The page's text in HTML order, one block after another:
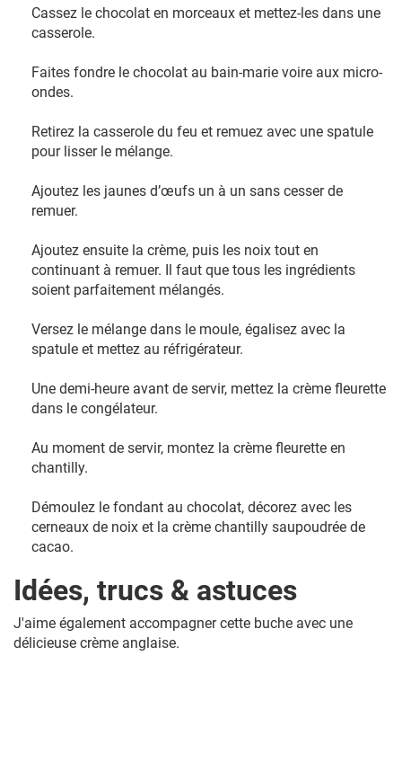
Cassez le chocolat en morceaux et mettez-les dans une
casserole.
Faites fondre le chocolat au bain-marie voire aux micro-
ondes.
Retirez la casserole du feu et remuez avec une spatule
pour lisser le mélange.
Ajoutez les jaunes d’œufs un à un sans cesser de
remuer.
Ajoutez ensuite la crème, puis les noix tout en
continuant à remuer. Il faut que tous les ingrédients
soient parfaitement mélangés.
Versez le mélange dans le moule, égalisez avec la
spatule et mettez au réfrigérateur.
Une demi-heure avant de servir, mettez la crème fleurette
dans le congélateur.
Au moment de servir, montez la crème fleurette en
chantilly.
Démoulez le fondant au chocolat, décorez avec les
cerneaux de noix et la crème chantilly saupoudrée de
cacao.
Idées, trucs & astuces
J'aime également accompagner cette buche avec une
délicieuse crème anglaise.